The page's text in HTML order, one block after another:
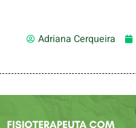
Adriana Cerqueira